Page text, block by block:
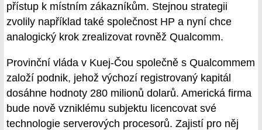
přístup k místním zákazníkům. Stejnou strategii
zvolily například také společnost HP a nyní chce
analogický krok zrealizovat rovněž Qualcomm.
Provinční vláda v Kuej-Čou společně s Qualcommem
založí podnik, jehož výchozí registrovaný kapitál
dosáhne hodnoty 280 milionů dolarů. Americká firma
bude nově vzniklému subjektu licencovat své
technologie serverových procesorů. Zajistí pro něj